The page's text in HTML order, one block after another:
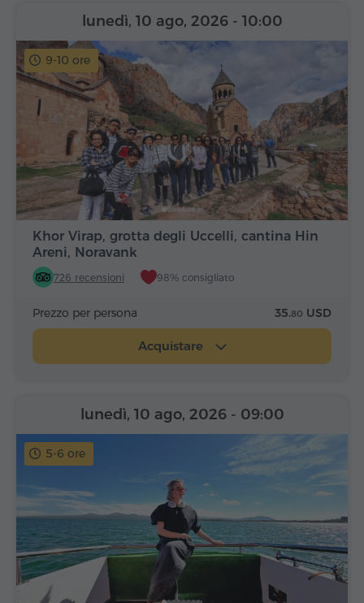
9-10 ore
Khor Virap, grotta degli Uccelli, cantina Hin
Areni, Noravank
726 recensioni 98% consigliato
lunedì, 10 ago, 2026 - 10:00
Prezzo per persona 35.80 USD
Acquistare
5-6 ore
lunedì, 10 ago, 2026 - 09:00